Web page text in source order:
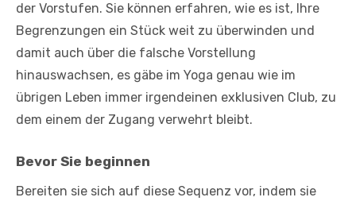
der Vorstufen. Sie können erfahren, wie es ist, Ihre
Begrenzungen ein Stück weit zu überwinden und
damit auch über die falsche Vorstellung
hinauswachsen, es gäbe im Yoga genau wie im
übrigen Leben immer irgendeinen exklusiven Club, zu
dem einem der Zugang verwehrt bleibt.
Bevor Sie beginnen
Bereiten sie sich auf diese Sequenz vor, indem sie